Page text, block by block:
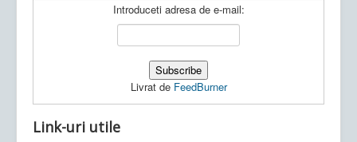
Introduceti adresa de e-mail:
Livrat de FeedBurner
Link-uri utile